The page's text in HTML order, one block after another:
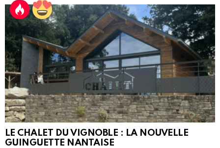
LE CHALET DU VIGNOBLE : LA NOUVELLE
GUINGUETTE NANTAISE